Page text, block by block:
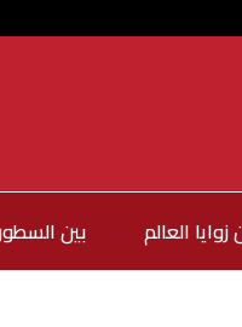
العالم بين